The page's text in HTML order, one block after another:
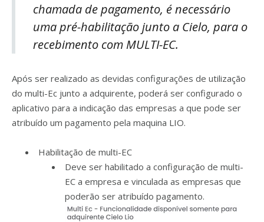
chamada de pagamento, é necessário
uma pré-habilitação junto a Cielo, para o
recebimento com MULTI-EC.
Após ser realizado as devidas configurações de utilização
do multi-Ec junto a adquirente, poderá ser configurado o
aplicativo para a indicação das empresas a que pode ser
atribuído um pagamento pela maquina LIO.
Habilitação de multi-EC
Deve ser habilitado a configuração de multi-
EC a empresa e vinculada as empresas que
poderão ser atribuído pagamento.